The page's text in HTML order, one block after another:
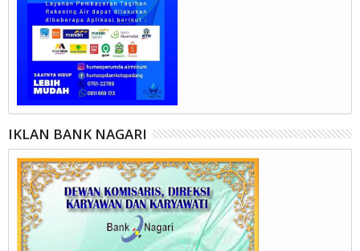
IKLAN BANK NAGARI